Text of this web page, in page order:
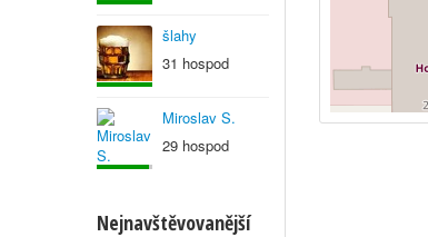
šlahy
31 hospod
Miroslav S.
29 hospod
Nejnavštěvovanější